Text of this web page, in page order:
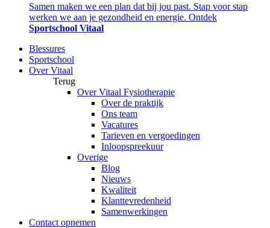
Samen maken we een plan dat bij jou past. Stap voor stap
werken we aan je gezondheid en energie. Ontdek
Sportschool Vitaal
Blessures
Sportschool
Over Vitaal
Terug
Over Vitaal Fysiotherapie
Over de praktijk
Ons team
Vacatures
Tarieven en vergoedingen
Inloopspreekuur
Overige
Blog
Nieuws
Kwaliteit
Klanttevredenheid
Samenwerkingen
Contact opnemen